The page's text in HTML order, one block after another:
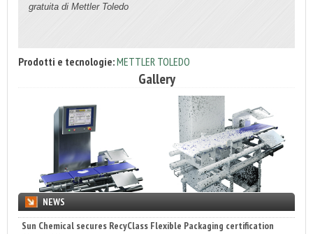
gratuita di Mettler Toledo
Prodotti e tecnologie:METTLER TOLEDO
Gallery
NEWS
Sun Chemical secures RecyClass Flexible Packaging certification